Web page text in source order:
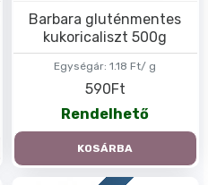
Egységár: 1.18 Ft/ g
Barbara gluténmentes
kukoricaliszt 500g
590Ft
Rendelhető
KOSÁRBA